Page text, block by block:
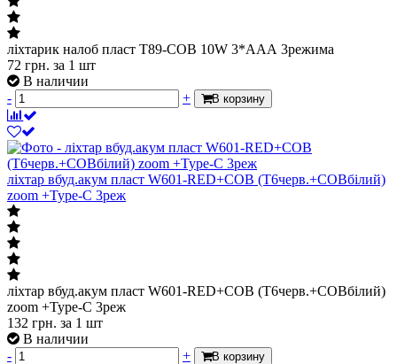
ліхтарик налоб пласт T89-COB 10W 3*ААА 3режима
72 грн. за 1 шт
В наличии
-
+ В корзину
ліхтар вбуд.акум пласт W601-RED+COB (T6черв.+COBбілий)
zoom +Type-C 3реж
ліхтар вбуд.акум пласт W601-RED+COB (T6черв.+COBбілий)
zoom +Type-C 3реж
132 грн. за 1 шт
В наличии
-
+ В корзину